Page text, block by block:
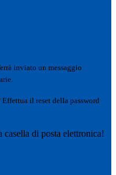
inviato un messaggio
il reset della password
di posta elettronica!